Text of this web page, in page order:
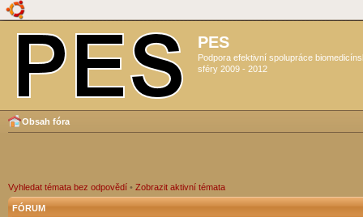
PES
Podpora efektivní spolupráce
sféry 2009 - 2012
Obsah fóra
Vyhledat témata bez odpovědí • Zobrazit aktivní témata
FÓRUM